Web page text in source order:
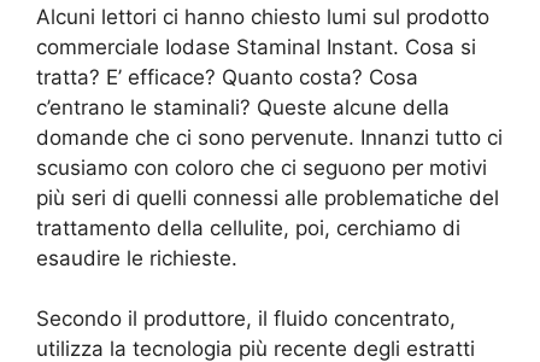
Alcuni lettori ci hanno chiesto lumi sul prodotto
commerciale Iodase Staminal Instant. Cosa si
tratta? E’ efficace? Quanto costa? Cosa
c’entrano le staminali? Queste alcune della
domande che ci sono pervenute. Innanzi tutto ci
scusiamo con coloro che ci seguono per motivi
più seri di quelli connessi alle problematiche del
trattamento della cellulite, poi, cerchiamo di
esaudire le richieste.
Secondo il produttore, il fluido concentrato,
utilizza la tecnologia più recente degli estratti